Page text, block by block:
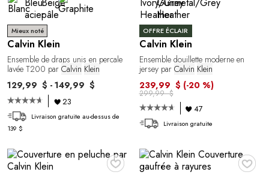
Mieux noté
Calvin Klein
Ensemble de draps unis en percale
lavée T200 par Calvin Klein
129,99 $ - 149,99 $
23
Livraison gratuite au-dessus de
139 $
OFFRE ÉCLAIR
Calvin Klein
Ensemble douillette moderne en
jersey par Calvin Klein
239,99 $ (-20 %)
299,99 $
47
Livraison gratuite
♥ ♥